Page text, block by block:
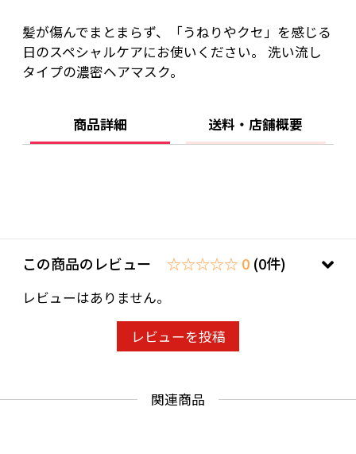
ご使用ください。週に1～2回のご使用が目安で
す。
水、グリセリン、セテアリルアルコール、ジメ
脂、ユズ果実エキス、アボカド油、スクワラ
ン、トコフェロール、タウリン、リシンＨＣ
ｌ、アラニン、ヒスチジンＨＣｌ、アルギニ
ン、セリン、プロリン、グルタミン酸、トレオ
ン、イソロイシン、フェニルアラニン、キハダ
髪が傷んでまとまらず、「うねりやクセ」を感じる
日のスペシャルケアにお使いください。 洗い流し
タイプの濃密ヘアマスク。
商品詳細 送料・店舗概要
この商品のレビュー ☆☆☆☆☆ 0 (0件)
レビューはありません。
レビューを投稿
関連商品